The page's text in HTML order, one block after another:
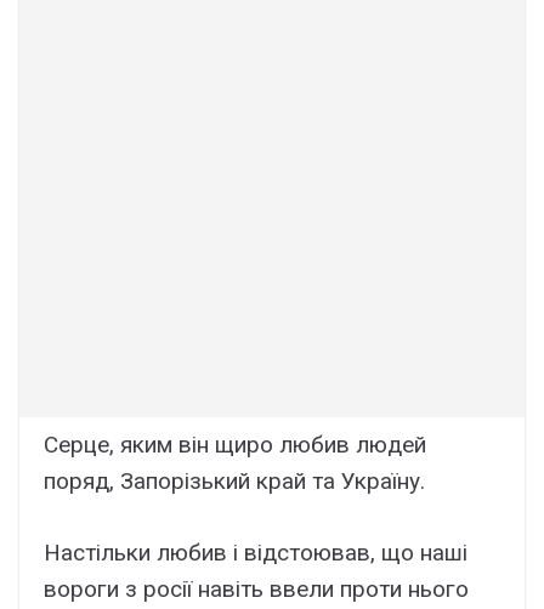
Серце, яким він щиро любив людей
поряд, Запорізький край та Україну.
Настільки любив і відстоював, що наші
вороги з росії навіть ввели проти нього